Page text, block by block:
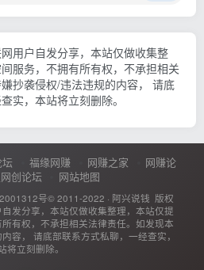
用户自发分享，本站仅做收集整
服务，不拥有所有权，不承担相关
抄袭侵权/违法违规的内容， 请底
实，本站将立刻删除。
福缘网赚 网赚之家
网赚论
创论坛 网站地图
号© 2011-2022 · 阿兴说钱 版权
发分享，本站仅做收集整理，本站仅提
有权，不承担相关法律责任。如发现本
容， 请底部联系方式私聊，一经查实，
将立刻删除。